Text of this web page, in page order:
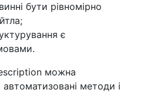
бути рівномірно
є
можна
методи і